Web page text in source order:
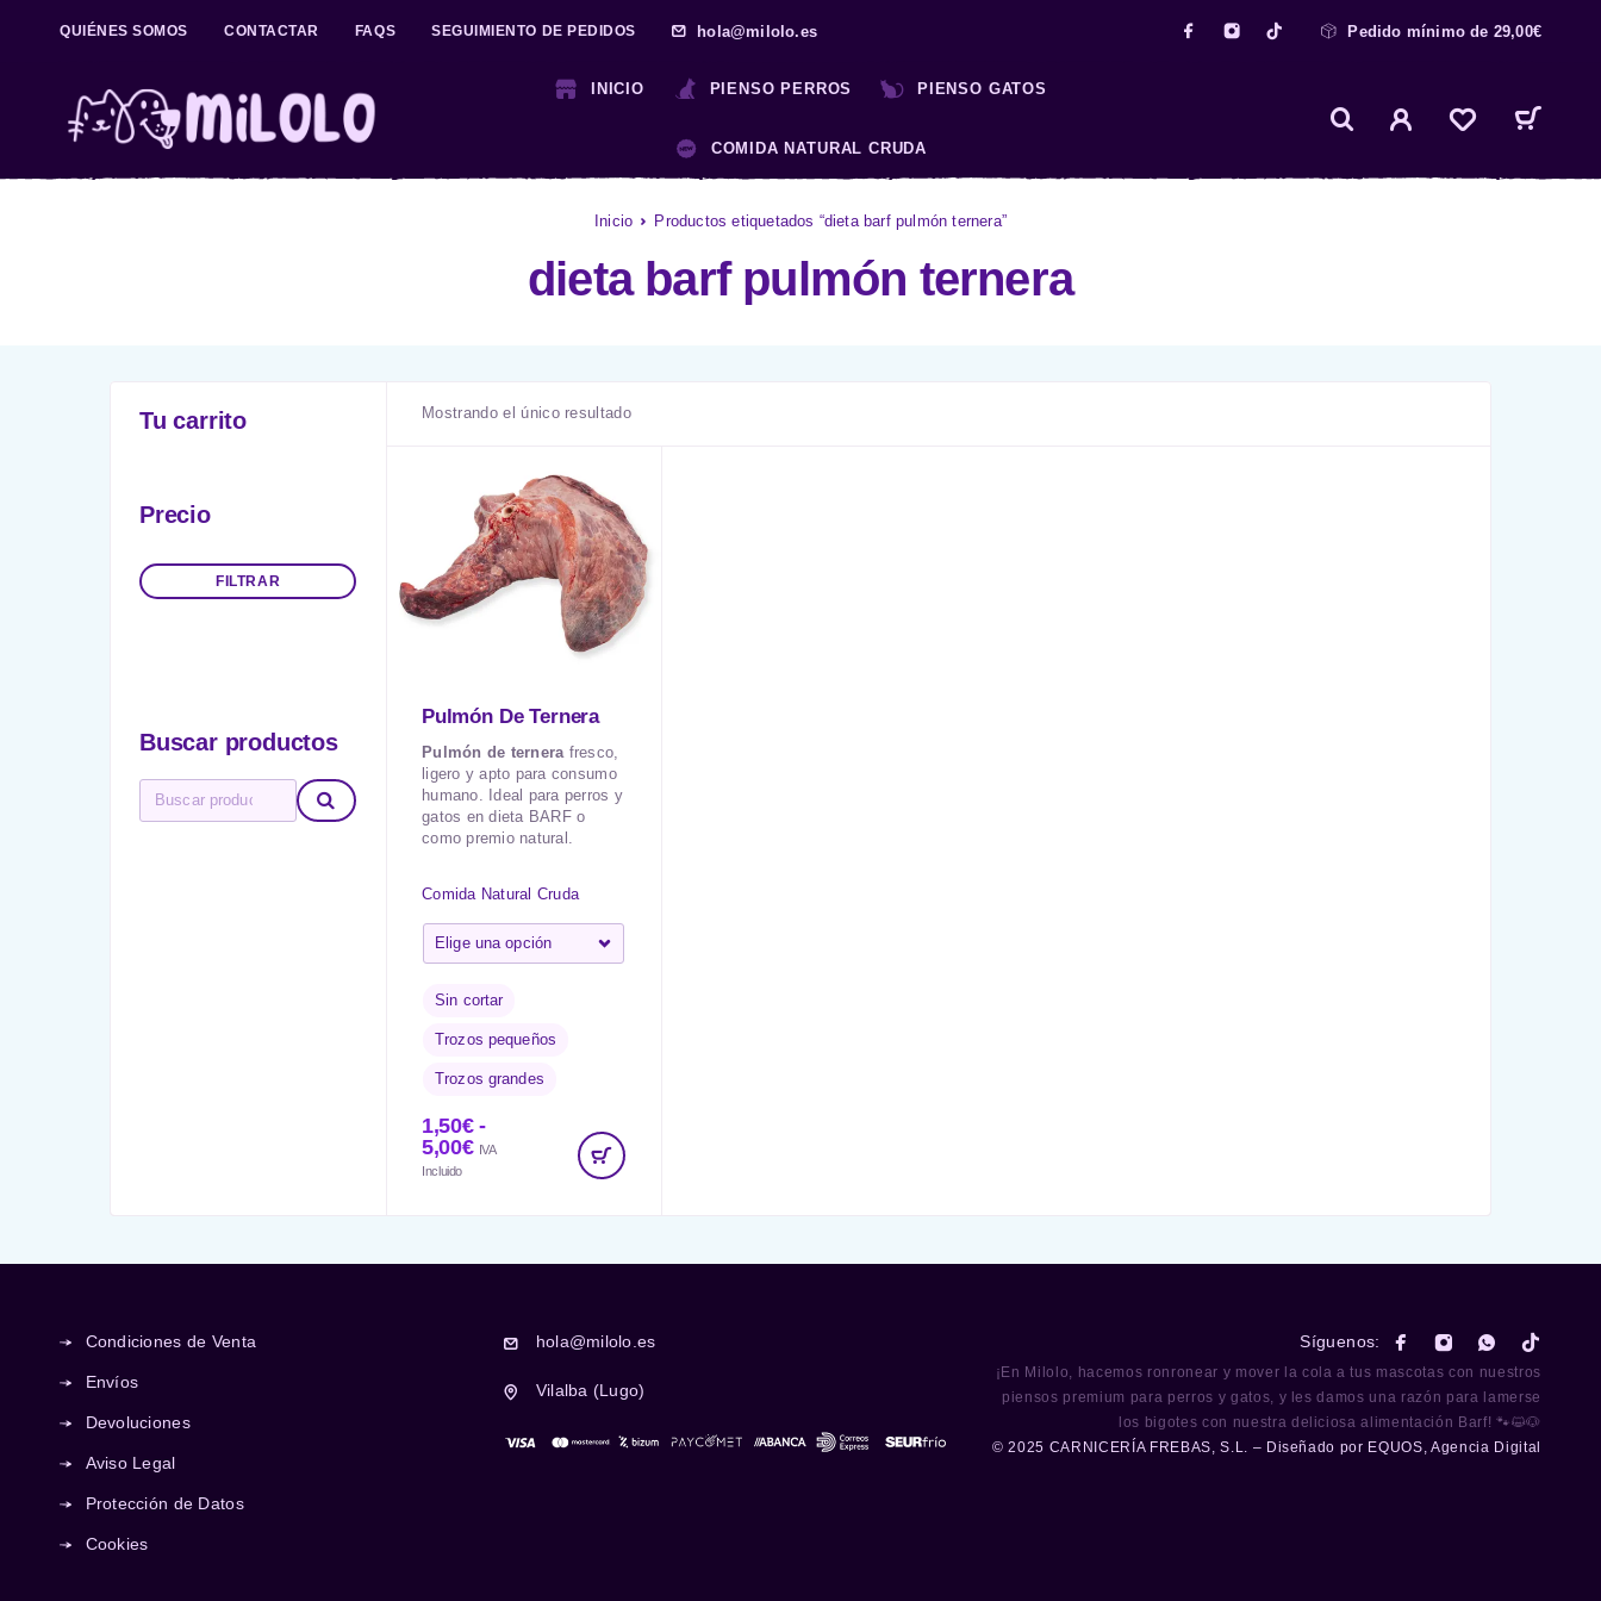
QUIÉNES SOMOS CONTACTAR FAQS SEGUIMIENTO DE PEDIDOS hola@milolo.es Pedido mínimo de 29,00€
INICIO PIENSO PERROS PIENSO GATOS
COMIDA NATURAL CRUDA
Inicio Productos etiquetados “dieta barf pulmón ternera”
dieta barf pulmón ternera
Tu carrito
Precio
FILTRAR
Buscar productos
Mostrando el único resultado
Pulmón De Ternera
Pulmón de ternerafresco,
ligero y apto para consumo
humano. Ideal para perros y
gatos en dieta BARF o
como premio natural.
Comida Natural Cruda
Sin cortar
Trozos pequeños
Trozos grandes
1,50€ -
5,00€ IVA
Incluido
Condiciones de Venta
Envíos
Devoluciones
Aviso Legal
Protección de Datos
Cookies
hola@milolo.es
Vilalba (Lugo)
Síguenos:
¡En Milolo, hacemos ronronear y mover la cola a tus mascotas con nuestros
piensos premium para perros y gatos, y les damos una razón para lamerse
los bigotes con nuestra deliciosa alimentación Barf! 🐾😺🐶
© 2025 CARNICERÍA FREBAS, S.L. – Diseñado por EQUOS, Agencia Digital